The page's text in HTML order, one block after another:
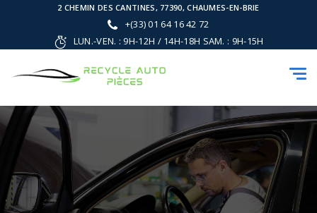
2 CHEMIN DES CANTINES, 77390, CHAUMES-EN-BRIE
+(33) 01 64 16 42 72
LUN.-VEN. : 9H-12H / 14H-18H SAM. : 9H-15H